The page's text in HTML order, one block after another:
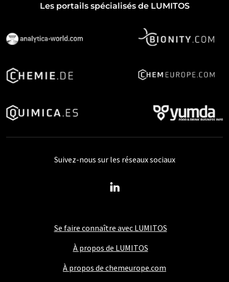
Les portails spécialisés de LUMITOS
Se faire connaître avec LUMITOS
À propos de LUMITOS
À propos de chemeurope.com
Suivez-nous sur les réseaux sociaux